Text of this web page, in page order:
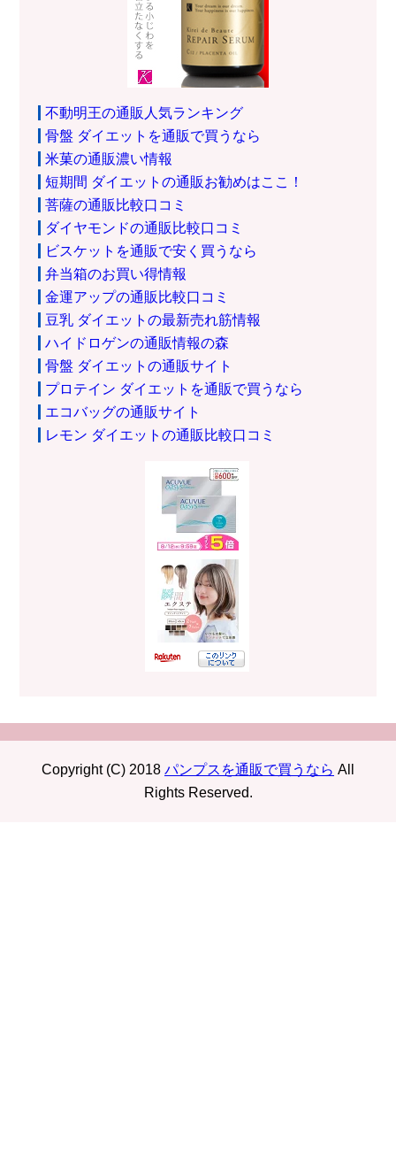
不動明王の通販人気ランキング
骨盤 ダイエットを通販で買うなら
米菓の通販濃い情報
短期間 ダイエットの通販お勧めはここ！
菩薩の通販比較口コミ
ダイヤモンドの通販比較口コミ
ビスケットを通販で安く買うなら
弁当箱のお買い得情報
金運アップの通販比較口コミ
豆乳 ダイエットの最新売れ筋情報
ハイドロゲンの通販情報の森
骨盤 ダイエットの通販サイト
プロテイン ダイエットを通販で買うなら
エコバッグの通販サイト
レモン ダイエットの通販比較口コミ
Copyright (C) 2018 パンプスを通販で買うなら All
Rights Reserved.